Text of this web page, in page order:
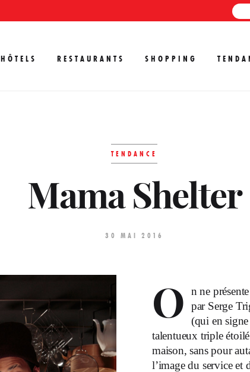
HÔTELS RESTAURANTS SHOPPING
TENDANCE
Mama Shelter
30 MAI 2016
O
n ne
par Serge
(qui en signe
talentueux triple
maison, sans pour
l’image du service et